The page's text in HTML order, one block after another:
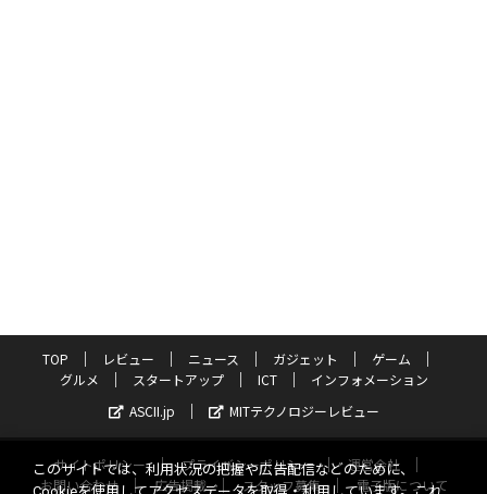
TOP レビュー ニュース ガジェット
ゲーム
グルメ
スタートアップ ICT
インフォメーション
ASCII.jp
MITテクノロジーレビュー
サイトポリシー プライバシーポリシー
運営会社
お問い合わせ
広告掲載 スタッフ募集 電子版について
このサイトでは、利用状況の把握や広告配信などのために、